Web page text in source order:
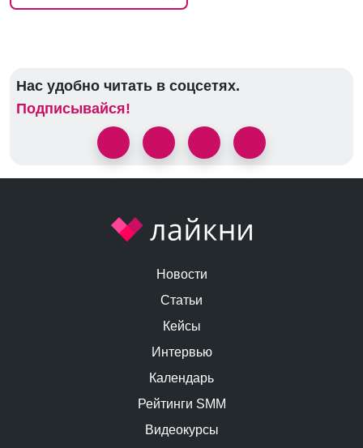
Нас удобно читать в соцсетях.
Подписывайся!
Новости
Статьи
Кейсы
Интервью
Календарь
Рейтинги SMM
Видеокурсы